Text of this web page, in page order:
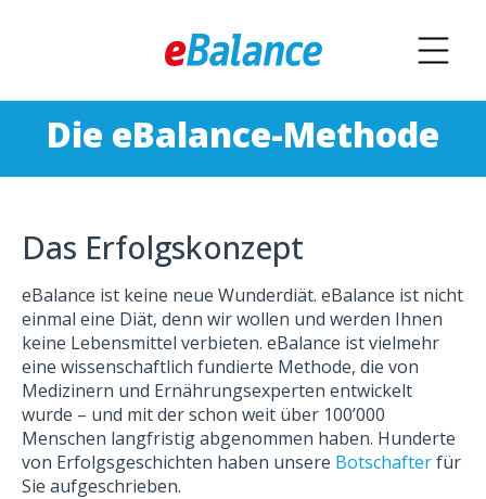
Die eBalance-Methode
Das Erfolgskonzept
eBalance ist keine neue Wunderdiät. eBalance ist nicht
einmal eine Diät, denn wir wollen und werden Ihnen
keine Lebensmittel verbieten. eBalance ist vielmehr
eine wissenschaftlich fundierte Methode, die von
Medizinern und Ernährungsexperten entwickelt
wurde – und mit der schon weit über 100’000
Menschen langfristig abgenommen haben. Hunderte
von Erfolgsgeschichten haben unsere Botschafterfür
Sie aufgeschrieben.